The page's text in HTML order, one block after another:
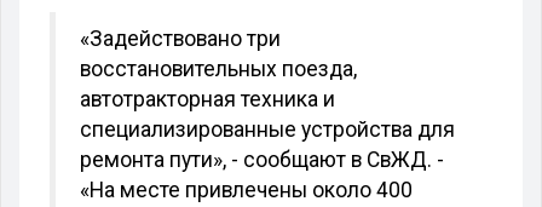
«Задействовано три
восстановительных поезда,
автотракторная техника и
специализированные устройства для
ремонта пути», - сообщают в СвЖД. -
«На месте привлечены около 400